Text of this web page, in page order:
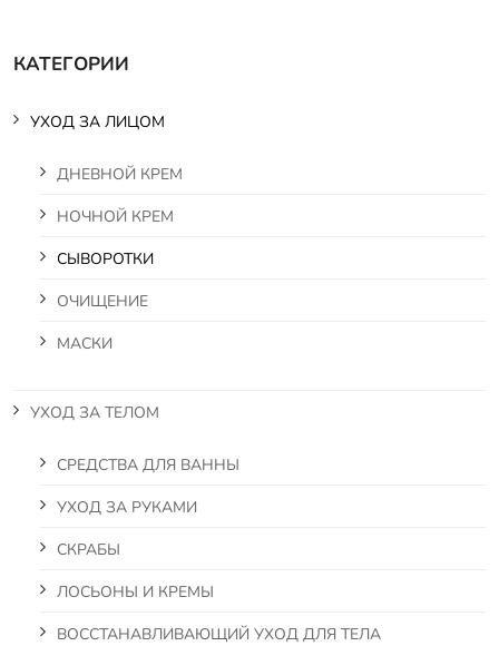
КАТЕГОРИИ
УХОД ЗА ЛИЦОМ
ДНЕВНОЙ КРЕМ
НОЧНОЙ КРЕМ
СЫВОРОТКИ
ОЧИЩЕНИЕ
МАСКИ
УХОД ЗА ТЕЛОМ
СРЕДСТВА ДЛЯ ВАННЫ
УХОД ЗА РУКАМИ
СКРАБЫ
ЛОСЬОНЫ И КРЕМЫ
ВОССТАНАВЛИВАЮЩИЙ УХОД ДЛЯ ТЕЛА